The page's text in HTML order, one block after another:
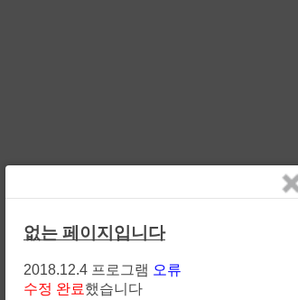
없는 페이지입니다
2018.12.4 프로그램 오류
수정 완료했습니다